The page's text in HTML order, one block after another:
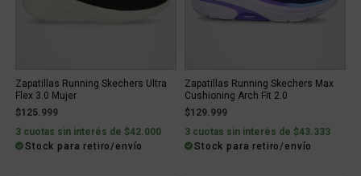
Zapatillas Running Skechers Ultra
Flex 3.0 Mujer
$125.999
3 cuotas sin interés de $42.000
Stock para retiro/envío
Zapatillas Running Skechers Max
Cushioning Arch Fit 2.0
$129.999
3 cuotas sin interés de $43.333
Stock para retiro/envío